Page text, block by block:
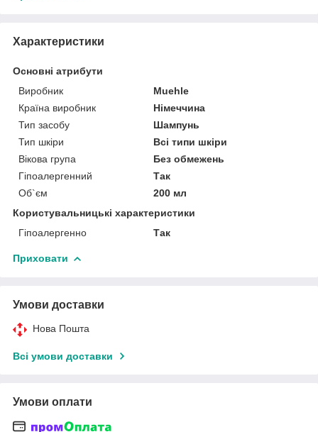
Характеристики
Основні атрибути
Виробник
Muehle
Країна виробник
Німеччина
Тип засобу
Шампунь
Тип шкіри
Всі типи шкіри
Вікова група
Без обмежень
Гіпоалергенний
Так
Об`єм
200 мл
Користувальницькі характеристики
Гіпоалергенно
Так
Приховати
Умови доставки
Нова Пошта
Всі умови доставки
Умови оплати